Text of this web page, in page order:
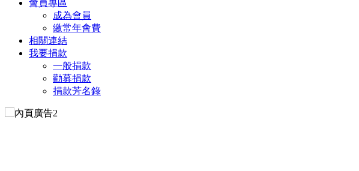
會員專區
成為會員
繳常年會費
相關連結
我要捐款
一般捐款
勸募捐款
捐款芳名錄